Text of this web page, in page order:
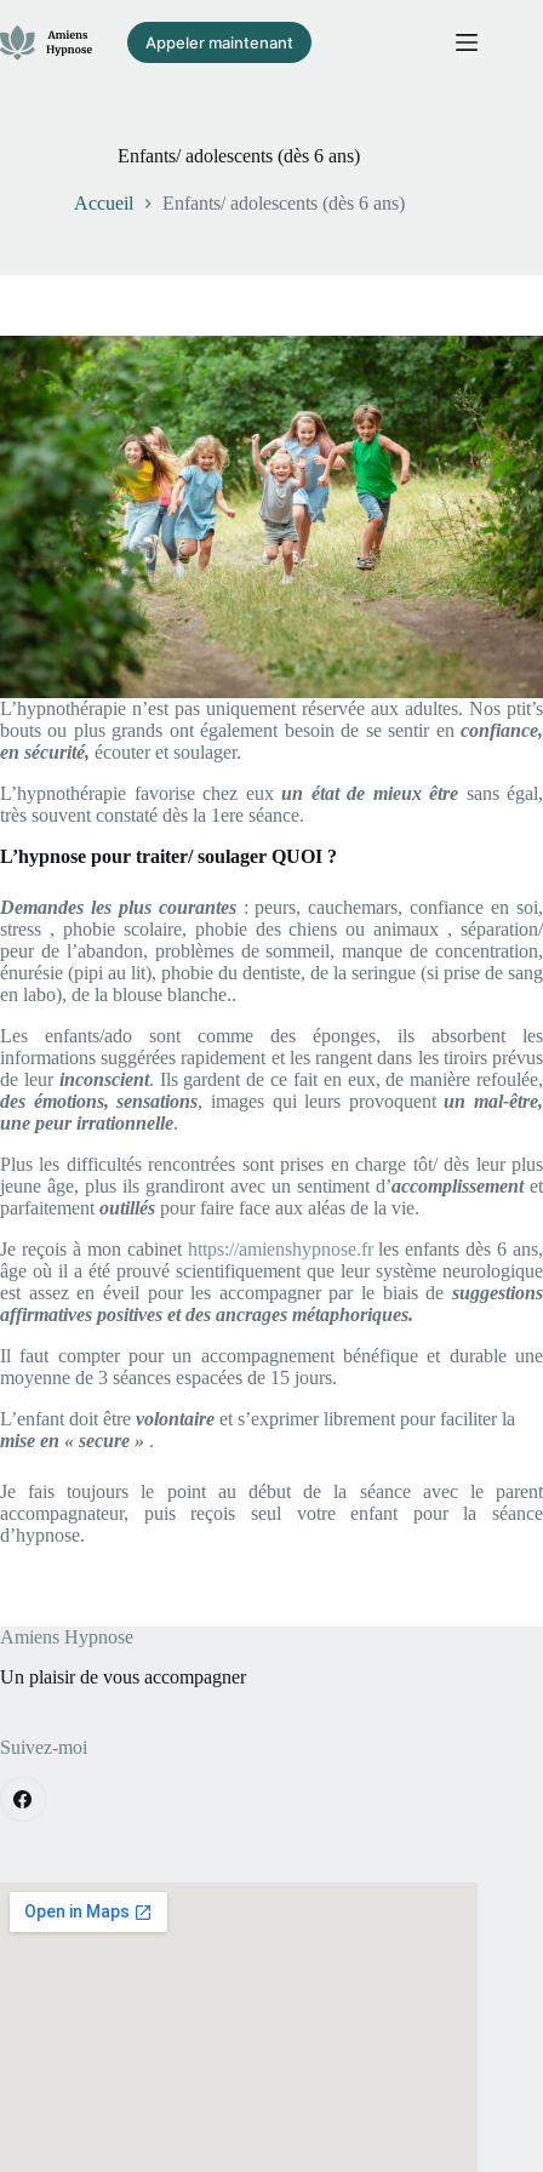
au
contenu
Appeler maintenant
Enfants/ adolescents (dès 6 ans)
Accueil Enfants/ adolescents (dès 6 ans)
L’hypnothérapie n’est pas uniquement réservée aux adultes. Nos ptit’s
bouts ou plus grands ont également besoin de se sentir en confiance,
en sécurité, écouter et soulager.
L’hypnothérapie favorise chez eux un état de mieux être sans égal,
très souvent constaté dès la 1ere séance.
L’hypnose pour traiter/ soulager QUOI ?
Demandes les plus courantes : peurs, cauchemars, confiance en soi,
stress , phobie scolaire, phobie des chiens ou animaux , séparation/
peur de l’abandon, problèmes de sommeil, manque de concentration,
énurésie (pipi au lit), phobie du dentiste, de la seringue (si prise de sang
en labo), de la blouse blanche..
Les enfants/ado sont comme des éponges, ils absorbent les
informations suggérées rapidement et les rangent dans les tiroirs prévus
de leurinconscient. Ils gardent de ce fait en eux, de manière refoulée,
des émotions, sensations, images qui leurs provoquentun mal-être,
une peur irrationnelle.
Plus les difficultés rencontrées sont prises en charge tôt/ dès leur plus
jeune âge, plus ils grandiront avec un sentiment d’accomplissementet
parfaitement outillés pour faire face aux aléas de la vie.
Je reçois à mon cabinet https://amienshypnose.frles enfants dès 6 ans,
âge où il a été prouvé scientifiquement que leur système neurologique
est assez en éveil pour les accompagner par le biais de suggestions
affirmatives positives et des ancrages métaphoriques.
Il faut compter pour un accompagnement bénéfique et durable une
moyenne de 3 séances espacées de 15 jours.
L’enfant doit être volontaire et s’exprimer librement pour faciliter la
mise en « secure » .
Je fais toujours le point au début de la séance avec le parent
accompagnateur, puis reçois seul votre enfant pour la séance
d’hypnose.
Amiens Hypnose
Un plaisir de vous accompagner
Suivez-moi